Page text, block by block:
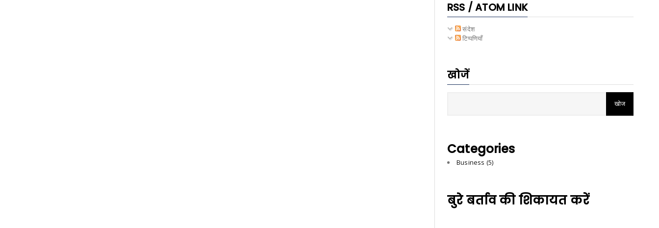
RSS / ATOM LINK
संदेश
टिप्पणियाँ
खोजें
Categories
Business (5)
बुरे बर्ताव की शिकायत करें